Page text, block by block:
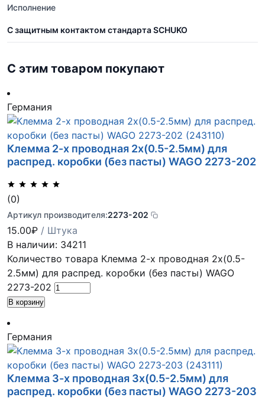
Исполнение
С защитным контактом стандарта SCHUKO
С этим товаром покупают
Германия
Клемма 2-х проводная 2х(0.5-2.5мм) для
распред. коробки (без пасты) WAGO 2273-202
(0)
Артикул производителя:2273-202
15.00₽ / Штука
В наличии: 34211
Количество товара Клемма 2-х проводная 2х(0.5-
2.5мм) для распред. коробки (без пасты) WAGO
2273-202
В корзину
Германия
Клемма 3-х проводная 3х(0.5-2.5мм) для
распред. коробки (без пасты) WAGO 2273-203